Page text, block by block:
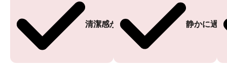
清潔感がある 静かに過